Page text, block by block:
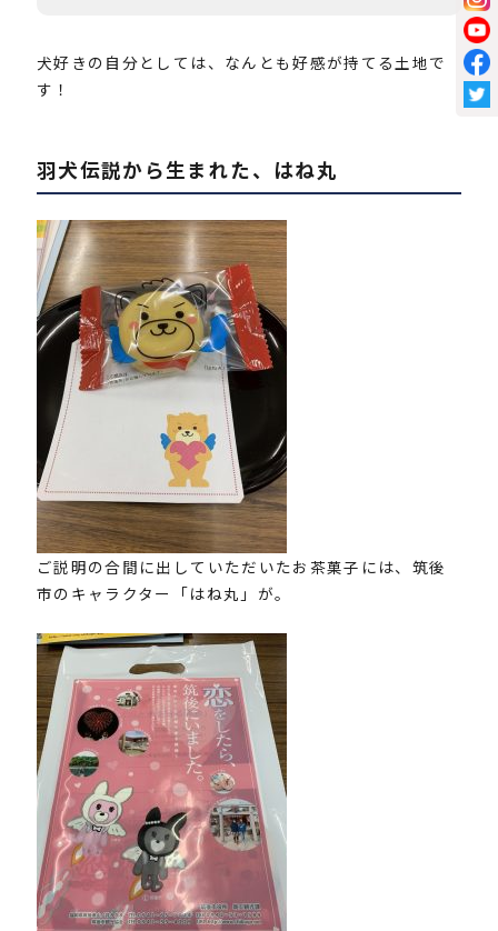
犬好きの自分としては、なんとも好感が持てる土地で
す！
羽犬伝説から生まれた、はね丸
ご説明の合間に出していただいたお茶菓子には、筑後
市のキャラクター「はね丸」が。